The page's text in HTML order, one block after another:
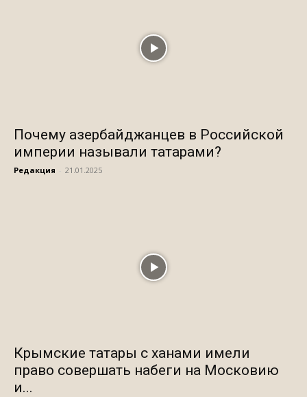
Почему азербайджанцев в Российской
империи называли татарами?
Редакция 21.01.2025
Крымские татары с ханами имели
право совершать набеги на Московию
и...